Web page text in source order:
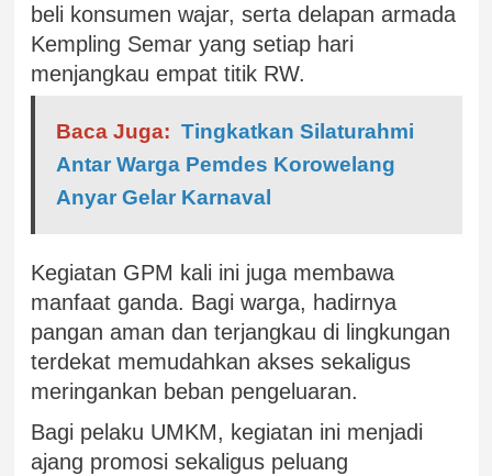
beli konsumen wajar, serta delapan armada
Kempling Semar yang setiap hari
menjangkau empat titik RW.
Baca Juga: Tingkatkan Silaturahmi
Antar Warga Pemdes Korowelang
Anyar Gelar Karnaval
Kegiatan GPM kali ini juga membawa
manfaat ganda. Bagi warga, hadirnya
pangan aman dan terjangkau di lingkungan
terdekat memudahkan akses sekaligus
meringankan beban pengeluaran.
Bagi pelaku UMKM, kegiatan ini menjadi
ajang promosi sekaligus peluang